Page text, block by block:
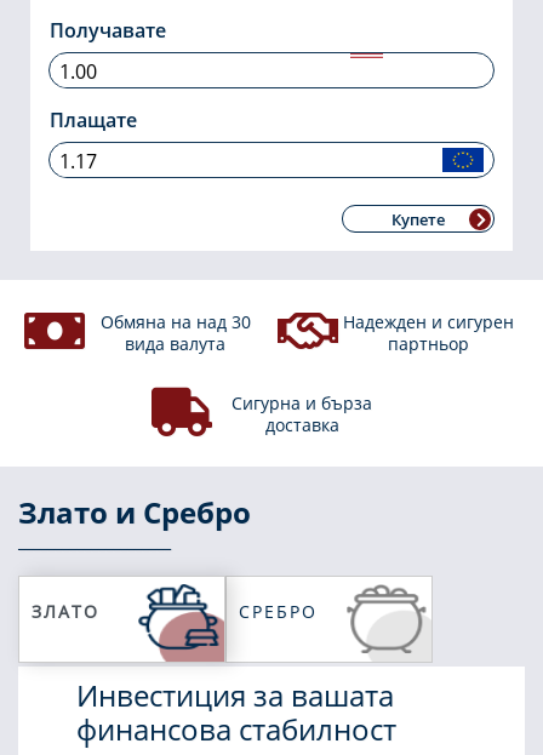
Получавате
Плащате
Купете
Обмяна на над 30
вида валута
Надежден и сигурен
партньор
Сигурна и бърза
доставка
Злато и Сребро
ЗЛАТО СРЕБРО
Инвестиция за вашата
финансова стабилност